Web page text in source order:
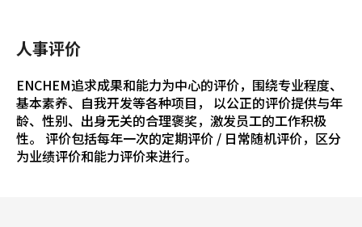
人事评价
ENCHEM追求成果和能力为中心的评价，围绕专业程度、
基本素养、自我开发等各种项目， 以公正的评价提供与年
龄、性别、出身无关的合理褒奖，激发员工的工作积极
性。 评价包括每年一次的定期评价 / 日常随机评价，区分
为业绩评价和能力评价来进行。